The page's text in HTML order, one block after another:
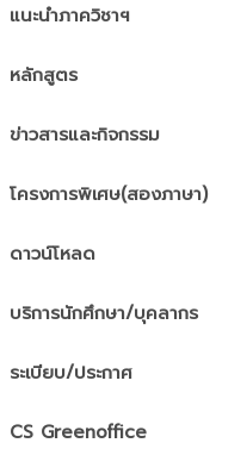
แนะนำภาควิชาฯ
หลักสูตร
ข่าวสารและกิจกรรม
โครงการพิเศษ(สองภาษา)
ดาวน์โหลด
บริการนักศึกษา/บุคลากร
ระเบียบ/ประกาศ
CS Greenoffice